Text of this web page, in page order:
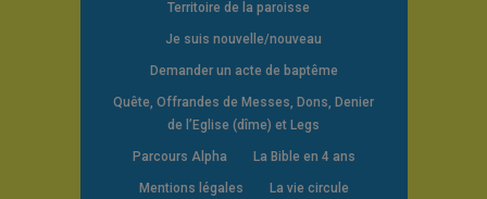
Territoire de la paroisse
Je suis nouvelle/nouveau
Demander un acte de baptême
Quête, Offrandes de Messes, Dons, Denier
de l’Eglise (dîme) et Legs
Parcours Alpha La Bible en 4 ans
Mentions légales La vie circule